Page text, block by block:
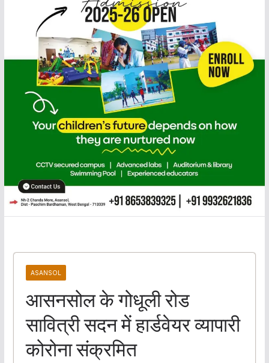
ASANSOL
आसनसोल के गोधूली रोड
सावित्री सदन में हार्डवेयर व्यापारी
कोरोना संक्रमित